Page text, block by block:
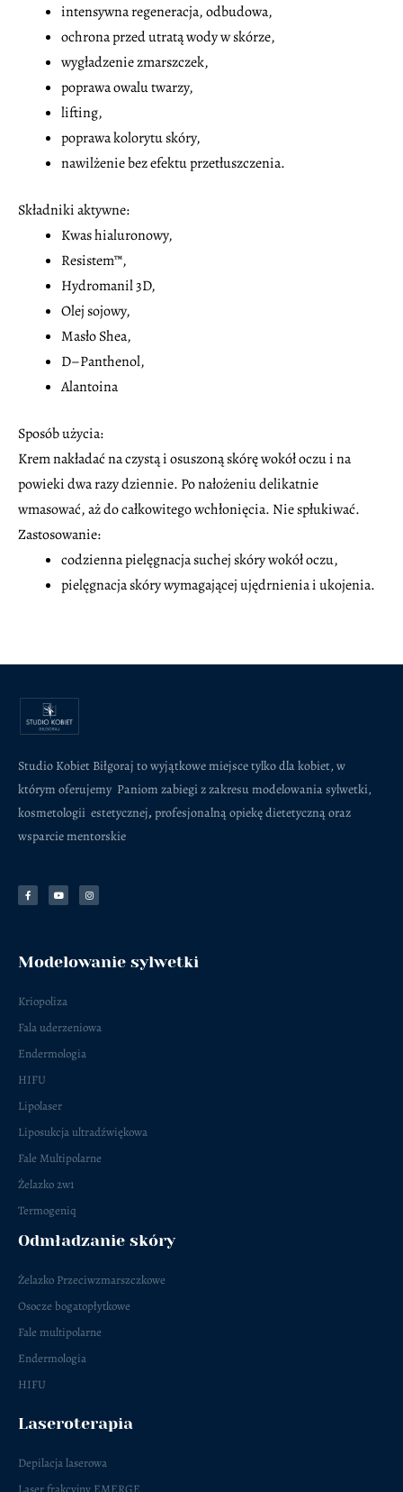
intensywna regeneracja, odbudowa,
ochrona przed utratą wody w skórze,
wygładzenie zmarszczek,
poprawa owalu twarzy,
lifting,
poprawa kolorytu skóry,
nawilżenie bez efektu przetłuszczenia.
Składniki aktywne:
Kwas hialuronowy,
Resistem™,
Hydromanil 3D,
Olej sojowy,
Masło Shea,
D–Panthenol,
Alantoina
Sposób użycia:
Krem nakładać na czystą i osuszoną skórę wokół oczu i na
powieki dwa razy dziennie. Po nałożeniu delikatnie
wmasować, aż do całkowitego wchłonięcia. Nie spłukiwać.
Zastosowanie:
codzienna pielęgnacja suchej skóry wokół oczu,
pielęgnacja skóry wymagającej ujędrnienia i ukojenia.
Studio Kobiet Biłgoraj to wyjątkowe miejsce tylko dla kobiet, w
którym oferujemy Paniom zabiegi z zakresu modelowania sylwetki,
kosmetologii estetycznej, profesjonalną opiekę dietetyczną oraz
wsparcie mentorskie
c
e
b
u
t
u
s
t
a
Modelowanie sylwetki
Kriopoliza
Fala uderzeniowa
Endermologia
HIFU
Lipolaser
Liposukcja ultradźwiękowa
Fale Multipolarne
Żelazko 2w1
Termogeniq
Odmładzanie skóry
Żelazko Przeciwzmarszczkowe
Osocze bogatopłytkowe
Fale multipolarne
Endermologia
HIFU
Laseroterapia
Depilacja laserowa